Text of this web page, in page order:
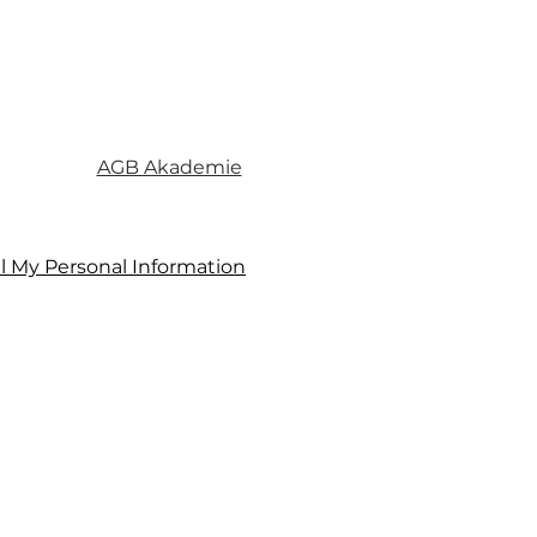
AGB Akademie
My Personal Information